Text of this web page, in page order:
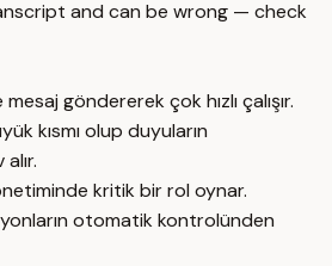
and can be wrong — check
göndererek çok hızlı çalışır.
kısmı olup duyuların
kritik bir rol oynar.
otomatik kontrolünden